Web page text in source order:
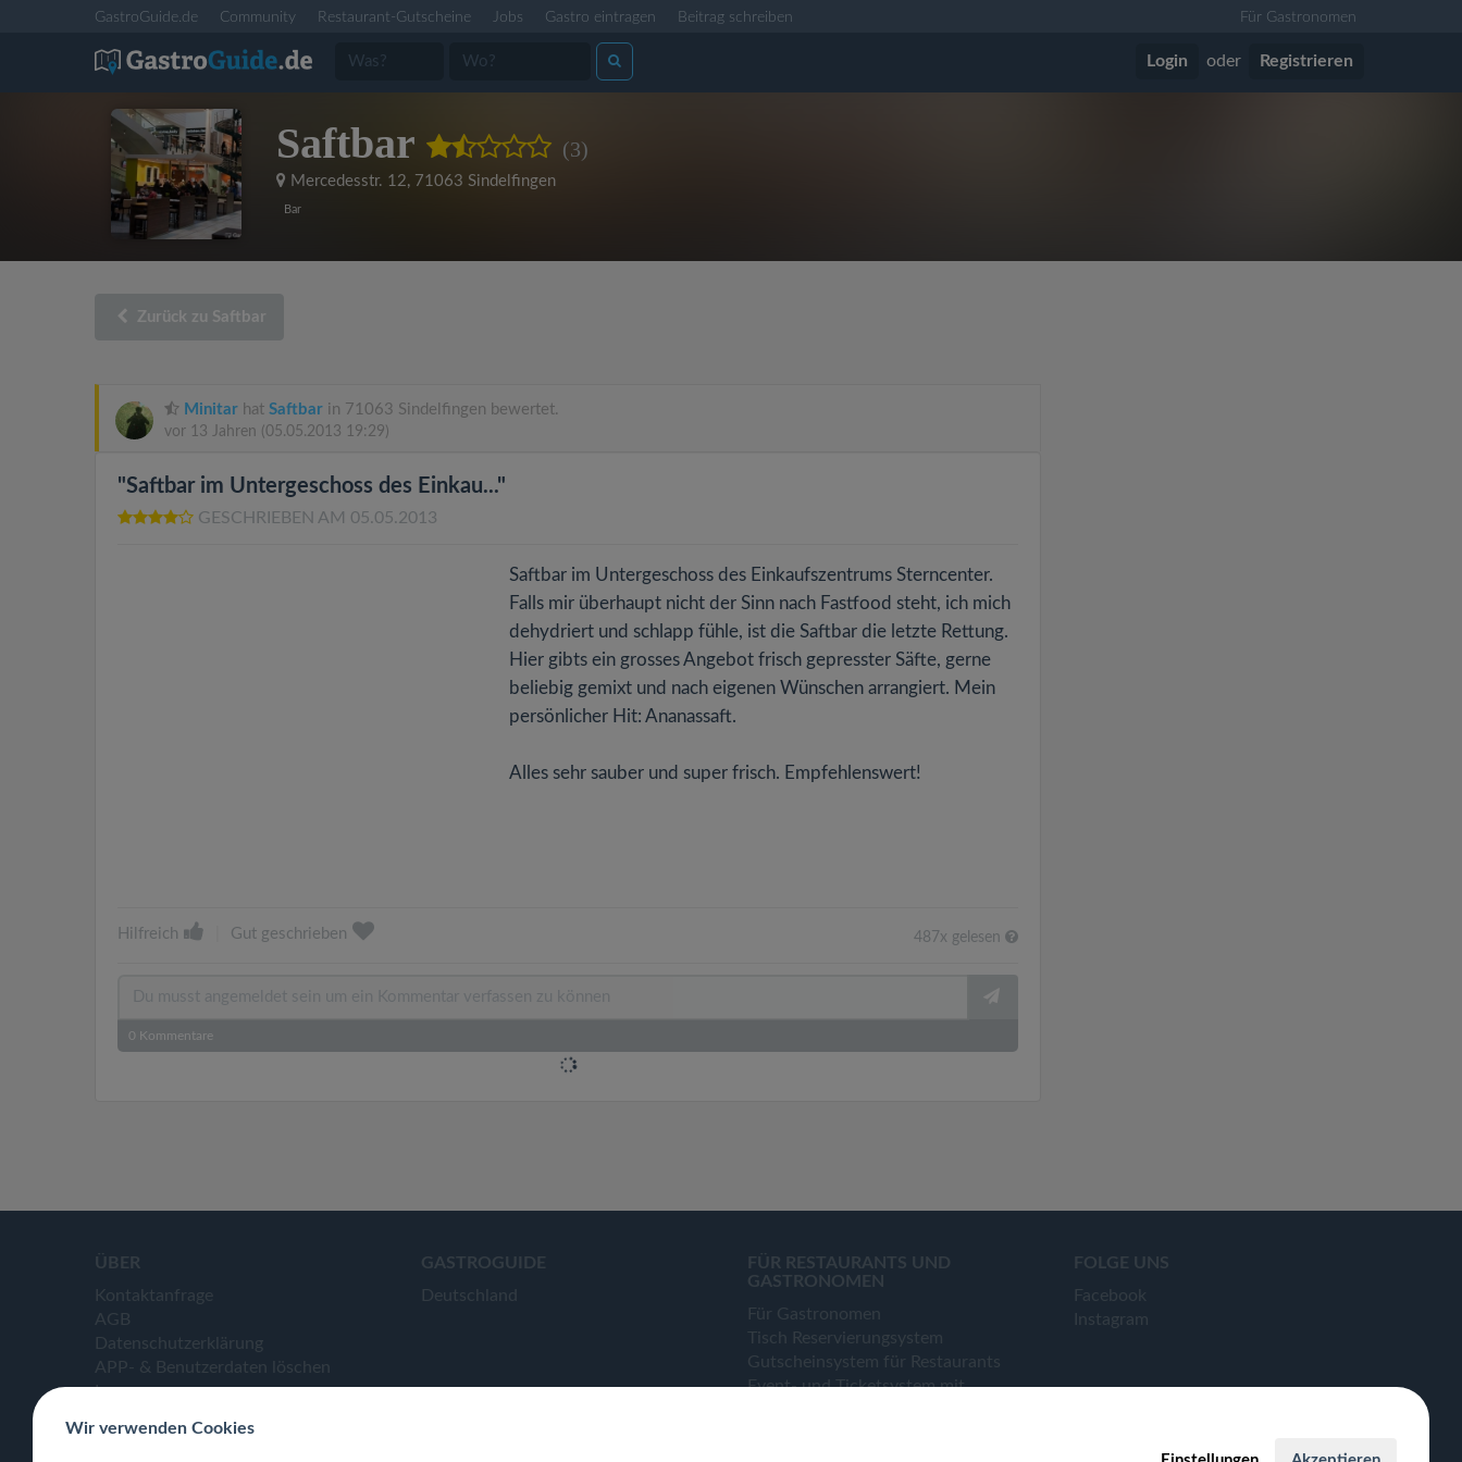
GastroGuide.de Community Restaurant-Gutscheine Jobs Gastro eintragen Beitrag schreiben Für Gastronomen
Login oder Registrieren
Saftbar (3)
Mercedesstr. 12, 71063 Sindelfingen
Bar
Zurück zu Saftbar
Minitar hat Saftbar in 71063 Sindelfingen bewertet.
vor 13 Jahren (05.05.2013 19:29)
"Saftbar im Untergeschoss des Einkau..."
GESCHRIEBEN AM 05.05.2013
Saftbar im Untergeschoss des Einkaufszentrums Sterncenter.
Falls mir überhaupt nicht der Sinn nach Fastfood steht, ich mich
dehydriert und schlapp fühle, ist die Saftbar die letzte Rettung.
Hier gibts ein grosses Angebot frisch gepresster Säfte, gerne
beliebig gemixt und nach eigenen Wünschen arrangiert. Mein
persönlicher Hit: Ananassaft.
Alles sehr sauber und super frisch. Empfehlenswert!
Hilfreich Gut geschrieben 487x gelesen
0 Kommentare
ÜBER
Kontaktanfrage
AGB
Datenschutzerklärung
APP- & Benutzerdaten löschen
Impressum
GASTROGUIDE
Deutschland
FÜR RESTAURANTS UND
GASTRONOMEN
Für Gastronomen
Tisch Reservierungsystem
Gutscheinsystem für Restaurants
Event- und Ticketsystem mit
FOLGE UNS
Facebook
Instagram
Wir verwenden Cookies